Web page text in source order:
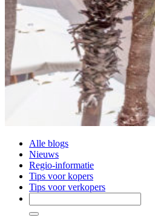
Alle blogs
Nieuws
Regio-informatie
Tips voor kopers
Tips voor verkopers